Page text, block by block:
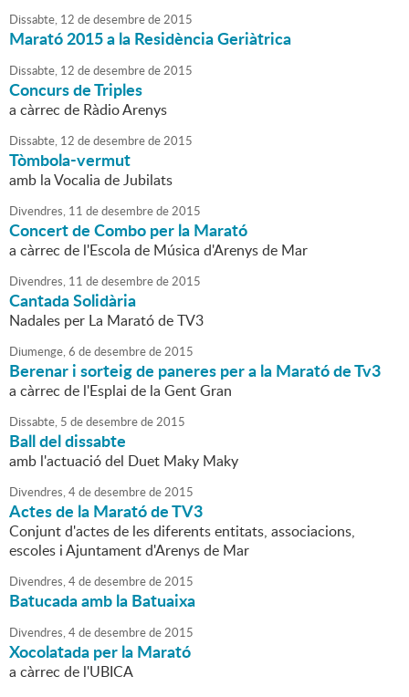
Dissabte, 12 dedesembrede2015
Marató 2015 a la Residència Geriàtrica
Dissabte, 12 dedesembrede2015
Concurs de Triples
a càrrec de Ràdio Arenys
Dissabte, 12 dedesembrede2015
Tòmbola-vermut
amb la Vocalia de Jubilats
Divendres, 11 dedesembrede2015
Concert de Combo per la Marató
a càrrec de l'Escola de Música d'Arenys de Mar
Divendres, 11 dedesembrede2015
Cantada Solidària
Nadales per La Marató de TV3
Diumenge,6 dedesembrede2015
Berenar i sorteig de paneres per a la Marató de Tv3
a càrrec de l'Esplai de la Gent Gran
Dissabte, 5 dedesembrede2015
Ball del dissabte
amb l'actuació del Duet Maky Maky
Divendres,4dedesembrede2015
Actes de la Marató de TV3
Conjunt d'actes de les diferents entitats, associacions,
escoles i Ajuntament d'Arenys de Mar
Divendres,4dedesembrede2015
Batucada amb la Batuaixa
Divendres,4dedesembrede2015
Xocolatada per la Marató
a càrrec de l'UBICA